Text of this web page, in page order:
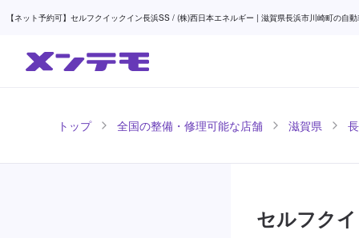
【ネット予約可】セルフクイックイン長浜SS / (株)西日本エネルギー | 滋賀県長浜市川崎町の自
トップ 全国の整備・修理可能な店舗 滋賀県
セルフク